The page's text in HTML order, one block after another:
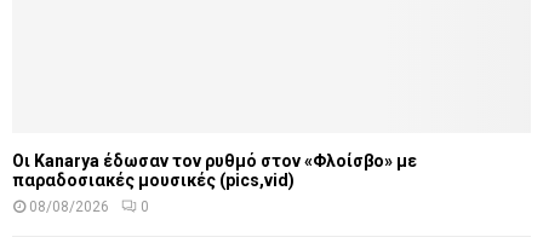
Οι Kanarya έδωσαν τον ρυθμό στον «Φλοίσβο» με
παραδοσιακές μουσικές (pics,vid)
08/08/2026 0